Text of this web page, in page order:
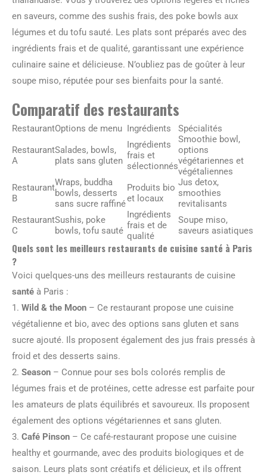
en saveurs, comme des sushis frais, des poke bowls aux
légumes et du tofu sauté. Les plats sont préparés avec des
ingrédients frais et de qualité, garantissant une expérience
culinaire saine et délicieuse. N’oubliez pas de goûter à leur
soupe miso, réputée pour ses bienfaits pour la santé.
Comparatif des restaurants
RestaurantOptions de menu Ingrédients
Spécialités
Restaurant
A
Salades, bowls,
plats sans gluten
Ingrédients
frais et
sélectionnés
Smoothie bowl,
options
végétariennes et
végétaliennes
Restaurant
B
Wraps, buddha
bowls, desserts
sans sucre raffiné
Produits bio
et locaux
Jus detox,
smoothies
revitalisants
Restaurant
C
Sushis, poke
bowls, tofu sauté
Ingrédients
frais et de
qualité
Soupe miso,
saveurs asiatiques
Quels sont les meilleurs restaurants de cuisine santé à Paris
?
Voici quelques-uns des meilleurs restaurants de cuisine
santé à Paris :
1. Wild & the Moon – Ce restaurant propose une cuisine
végétalienne et bio, avec des options sans gluten et sans
sucre ajouté. Ils proposent également des jus frais pressés à
froid et des desserts sains.
2. Season – Connue pour ses bols colorés remplis de
légumes frais et de protéines, cette adresse est parfaite pour
les amateurs de plats équilibrés et savoureux. Ils proposent
également des options végétariennes et sans gluten.
3. Café Pinson – Ce café-restaurant propose une cuisine
healthy et gourmande, avec des produits biologiques et de
saison. Leurs plats sont créatifs et délicieux, et ils offrent